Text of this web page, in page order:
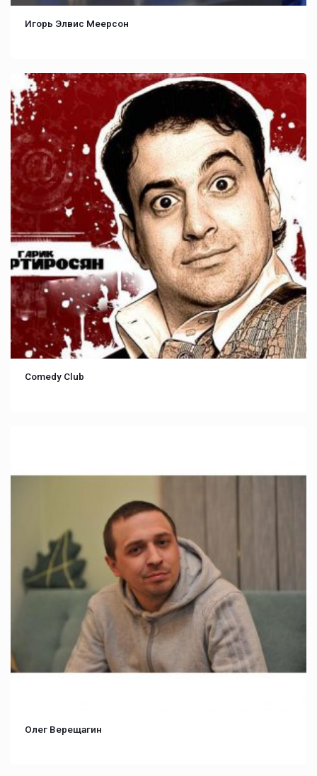
Игорь Элвис Меерсон
Comedy Club
Олег Верещагин